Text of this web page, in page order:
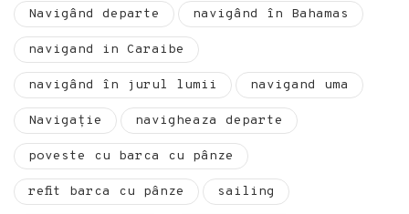
Navigând departe navigând în Bahamas
navigand in Caraibe
navigând în jurul lumii navigand uma
Navigație navigheaza departe
poveste cu barca cu pânze
refit barca cu pânze sailing